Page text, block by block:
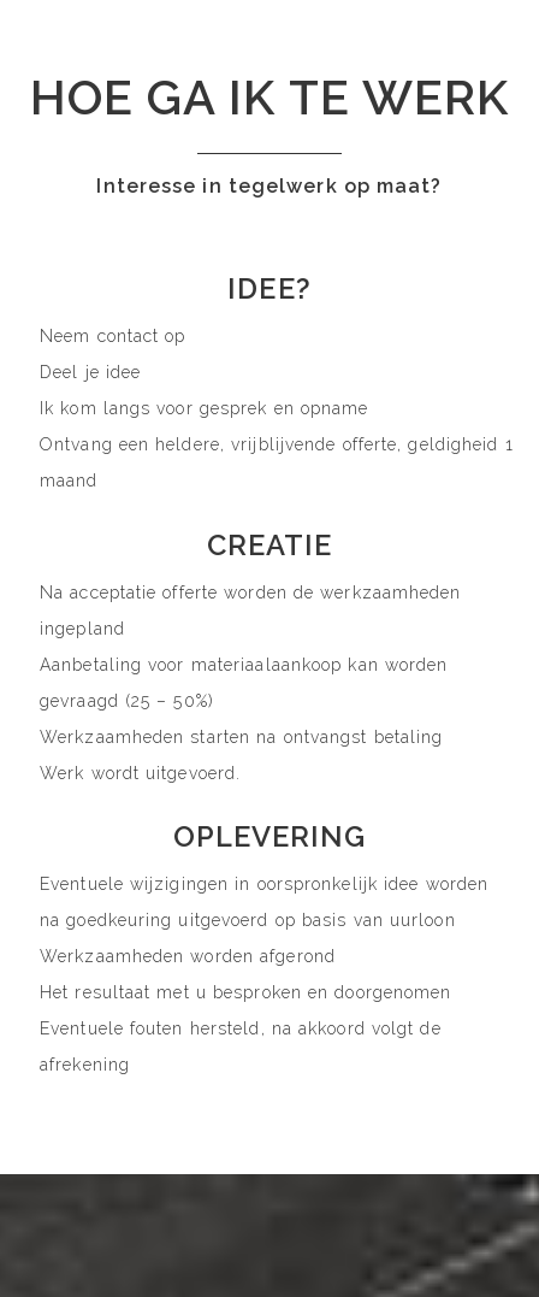
HOE GA IK TE WERK
Interesse in tegelwerk op maat?
IDEE?
Neem contact op
Deel je idee
Ik kom langs voor gesprek en opname
Ontvang een heldere, vrijblijvende offerte, geldigheid 1
maand
CREATIE
Na acceptatie offerte worden de werkzaamheden
ingepland
Aanbetaling voor materiaalaankoop kan worden
gevraagd (25 – 50%)
Werkzaamheden starten na ontvangst betaling
Werk wordt uitgevoerd.
OPLEVERING
Eventuele wijzigingen in oorspronkelijk idee worden
na goedkeuring uitgevoerd op basis van uurloon
Werkzaamheden worden afgerond
Het resultaat met u besproken en doorgenomen
Eventuele fouten hersteld, na akkoord volgt de
afrekening